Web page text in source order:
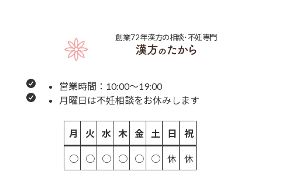
創業72年漢方の相談･不妊専門
営業時間：10:00～19:00
月曜日は不妊相談をお休みします
月 火 水 木 金 土 日 祝
○ ○ ○ ○ ○ ○ 休 休